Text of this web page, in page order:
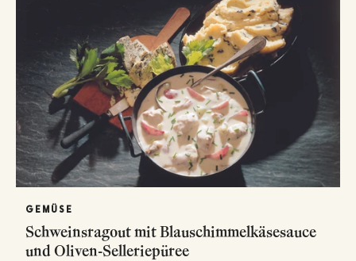
GEMÜSE
Schweinsragout mit Blauschimmelkäsesauce
und Oliven-Selleriepüree